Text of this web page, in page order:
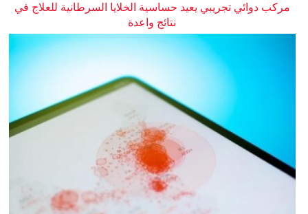
مركب دوائي تجريبي يعيد حساسية الخلايا السرطانية للعلاج في
نتائج واعدة